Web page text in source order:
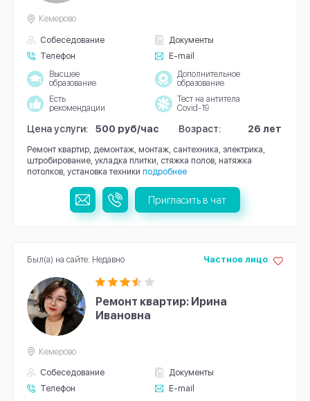
Собеседование
Документы
Телефон
E-mail
Кемерово
Высшее
образование
Дополнительное
образование
Есть
рекомендации
Тест на антитела
Covid-19
Цена услуги: 500 руб/час Возраст: 26 лет
Ремонт квартир, демонтаж, монтаж, сантехника, электрика,
штробирование, укладка плитки, стяжка полов, натяжка
потолков, установка техники подробнее
Пригласить в чат
Ремонт квартир: Ирина
Ивановна
Собеседование
Документы
Телефон
E-mail
Частное лицо
Кемерово
Был(а) на сайте: Недавно